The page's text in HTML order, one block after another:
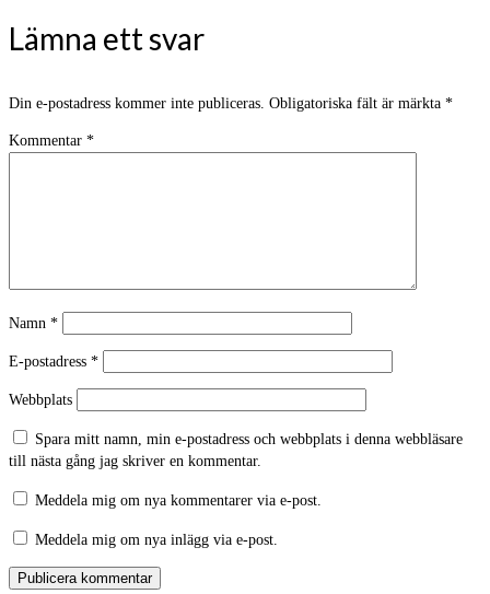
Lämna ett svar
Din e-postadress kommer inte publiceras. Obligatoriska fält är märkta *
Kommentar *
Namn *
E-postadress *
Webbplats
Spara mitt namn, min e-postadress och webbplats i denna webbläsare
till nästa gång jag skriver en kommentar.
Meddela mig om nya kommentarer via e-post.
Meddela mig om nya inlägg via e-post.